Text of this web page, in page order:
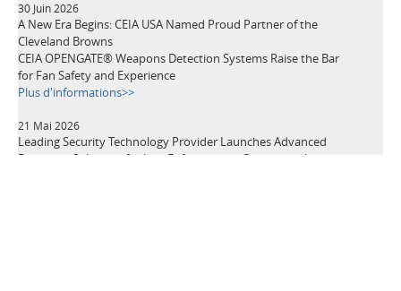
30 Juin 2026
A New Era Begins: CEIA USA Named Proud Partner of the
Cleveland Browns
CEIA OPENGATE® Weapons Detection Systems Raise the Bar
for Fan Safety and Experience
Plus d'informations>>
21 Mai 2026
Leading Security Technology Provider Launches Advanced
Detection Solutions for Law Enforcement, Correctional,